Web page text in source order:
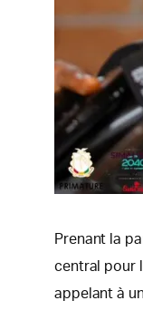
Prenant la
central pour
appelant à